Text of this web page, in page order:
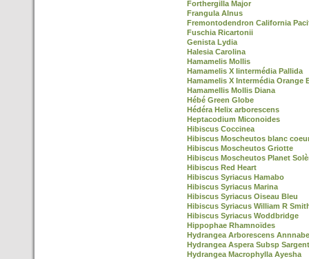
Forthergilla Major
Frangula Alnus
Fremontodendron California
Fuschia Ricartonii
Genista Lydia
Halesia Carolina
Hamamelis Mollis
Hamamelis X Iintermédia Pallida
Hamamelis X Intermédia Orange
Hamamellis Mollis Diana
Hébé Green Globe
Hédéra Helix arborescens
Heptacodium Miconoides
Hibiscus Coccinea
Hibiscus Moscheutos blanc
Hibiscus Moscheutos Griotte
Hibiscus Moscheutos Planet
Hibiscus Red Heart
Hibiscus Syriacus Hamabo
Hibiscus Syriacus Marina
Hibiscus Syriacus Oiseau Bleu
Hibiscus Syriacus William R
Hibiscus Syriacus Woddbridge
Hippophae Rhamnoïdes
Hydrangea Arborescens
Hydrangea Aspera Subsp
Hydrangea Macrophylla Ayesha